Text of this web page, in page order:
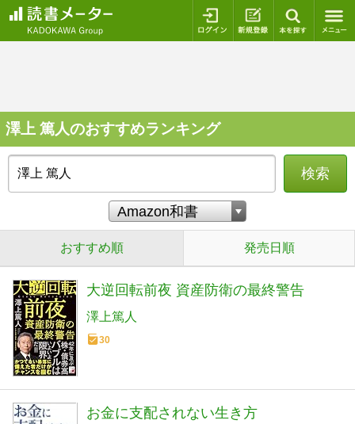
ログイン 新規登録
澤上 篤人のおすすめランキング
検索
おすすめ順 発売日順
大逆回転前夜 資産防衛の最終警告
澤上篤人
30
お金に支配されない生き方